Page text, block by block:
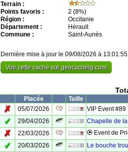
Terrain :
Points favoris :
2 (8%)
Région :
Occitanie
Département :
Hérault
Commune :
Saint-Aunès
Dernière mise à jour le 09/08/2026 à 13:01:55
Voir cette cache sur geocaching.com
Placée
Taille
✗ 05/07/2026
VIP Event #89
✓ 29/04/2026
Chapelle de
✗ 22/03/2026
🏵 Event de
✓ 20/03/2026
Le bouche